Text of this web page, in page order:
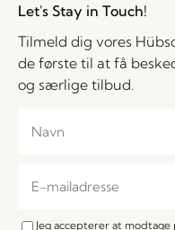
Let's Stay in Touch!
Tilmeld dig vores
de første til at få
og særlige tilbud.
Jeg accepterer at modtage